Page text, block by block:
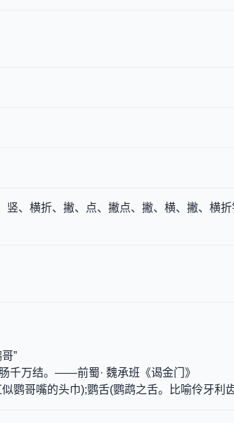
竖、横折、撇、点、撇点、撇、横、撇、横折
”
千万结。——前蜀· 魏承班《谒金门》
鹦哥嘴的头巾);鹦舌(鹦鹉之舌。比喻伶牙利